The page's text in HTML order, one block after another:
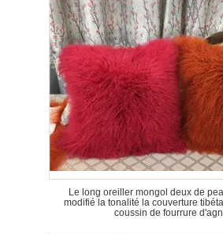
Le long oreiller mongol deux de
modifié la tonalité la couverture
coussin de fourrure